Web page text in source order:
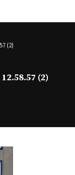
(2)
(2)